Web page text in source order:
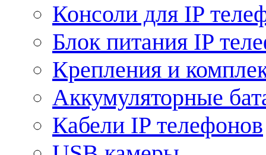
Консоли для IP
Блок питания IP
Крепления и
Аккумуляторные
Кабели IP телефонов